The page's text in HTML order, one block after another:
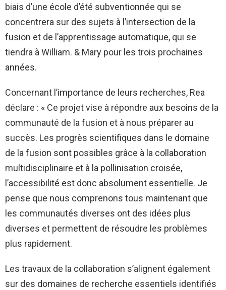
biais d’une école d’été subventionnée qui se
concentrera sur des sujets à l’intersection de la
fusion et de l’apprentissage automatique, qui se
tiendra à William. & Mary pour les trois prochaines
années.
Concernant l’importance de leurs recherches, Rea
déclare : « Ce projet vise à répondre aux besoins de la
communauté de la fusion et à nous préparer au
succès. Les progrès scientifiques dans le domaine
de la fusion sont possibles grâce à la collaboration
multidisciplinaire et à la pollinisation croisée,
l’accessibilité est donc absolument essentielle. Je
pense que nous comprenons tous maintenant que
les communautés diverses ont des idées plus
diverses et permettent de résoudre les problèmes
plus rapidement.
Les travaux de la collaboration s’alignent également
sur des domaines de recherche essentiels identifiés